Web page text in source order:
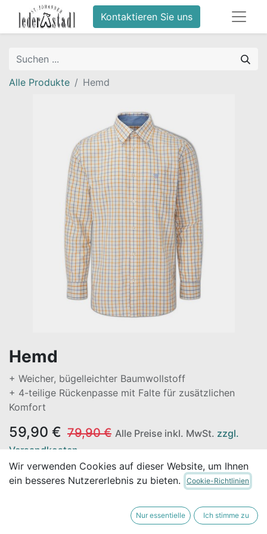
Kontaktieren Sie uns
Alle Produkte Hemd
Hemd
+ Weicher, bügelleichter Baumwollstoff
+ 4-teilige Rückenpasse mit Falte für zusätzlichen
Komfort
59,90 € 79,90€ Alle Preise inkl. MwSt. zzgl.
Versandkosten
30-Tage-Bestpreisgarantie**:59,90€
Erhalten Sie eine Benachrichtigung, wenn wieder
Wir verwenden Cookies auf dieser Website, um Ihnen
ein besseres Nutzererlebnis zu bieten.
Cookie-Richtlinien
Nur essentielle Ich stimme zu